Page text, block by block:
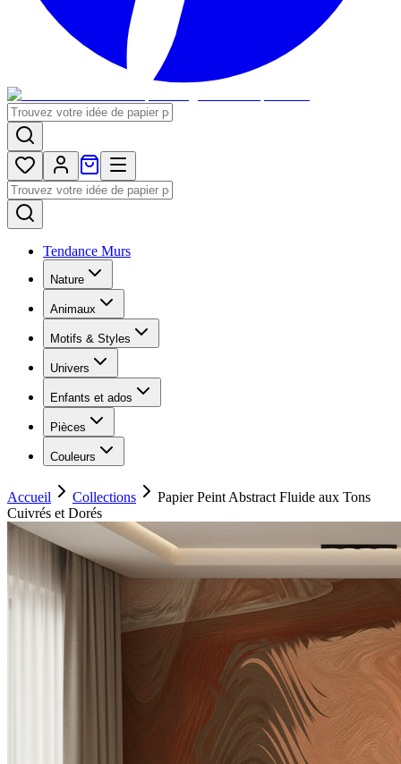
Tendance Murs
Nature
Animaux
Motifs & Styles
Univers
Enfants et ados
Pièces
Couleurs
Accueil Collections
Papier Peint Abstract Fluide aux Tons
Cuivrés et Dorés